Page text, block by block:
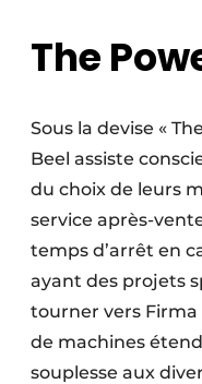
The
Sous la devise «
Beel assiste
du choix de leurs
service après-
temps d’arrêt en
ayant des projets
tourner vers Firma
de machines
souplesse aux